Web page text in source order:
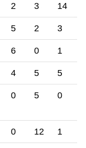
2 3 14
5 2 3
6 0 1
4 5 5
0 5 0
0 12 1